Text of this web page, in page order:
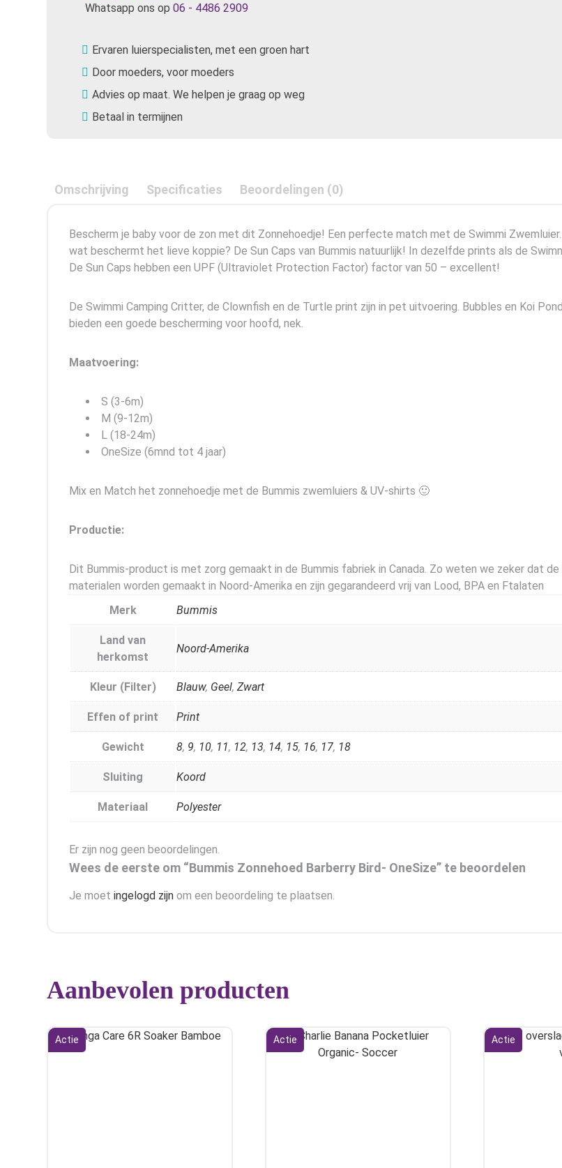
Whatsapp ons op 06 - 4486 2909
Ervaren luierspecialisten, met een groen hart
Door moeders, voor moeders
Advies op maat. We helpen je graag op weg
Betaal in termijnen
Omschrijving Specificaties Beoordelingen (0)
Bescherm je baby voor de zon met dit Zonnehoedje! Een perfecte match met de Swimmi
wat beschermt het lieve koppie? De Sun Caps van Bummis natuurlijk! In dezelfde prints als de
De Sun Caps hebben een UPF (Ultraviolet Protection Factor) factor van 50 – excellent!
De Swimmi Camping Critter, de Clownfish en de Turtle print zijn in pet uitvoering. Bubbles en Koi
bieden een goede bescherming voor hoofd, nek.
Maatvoering:
S (3-6m)
M (9-12m)
L (18-24m)
OneSize (6mnd tot 4 jaar)
Mix en Match het zonnehoedje met de Bummis zwemluiers & UV-shirts 🙂
Productie:
Dit Bummis-product is met zorg gemaakt in de Bummis fabriek in Canada. Zo weten we zeker dat
materialen worden gemaakt in Noord-Amerika en zijn gegarandeerd vrij van Lood, BPA en Ftalaten
Merk
Bummis
Land van
herkomst
Noord-Amerika
Kleur (Filter) Blauw, Geel, Zwart
Effen of print Print
Gewicht 8, 9, 10, 11, 12, 13, 14, 15, 16, 17, 18
Sluiting Koord
Materiaal Polyester
Er zijn nog geen beoordelingen.
Wees de eerste om “Bummis Zonnehoed Barberry Bird- OneSize” te beoordelen
Je moet ingelogd zijn om een beoordeling te plaatsen.
Aanbevolen producten
Actie Actie Actie